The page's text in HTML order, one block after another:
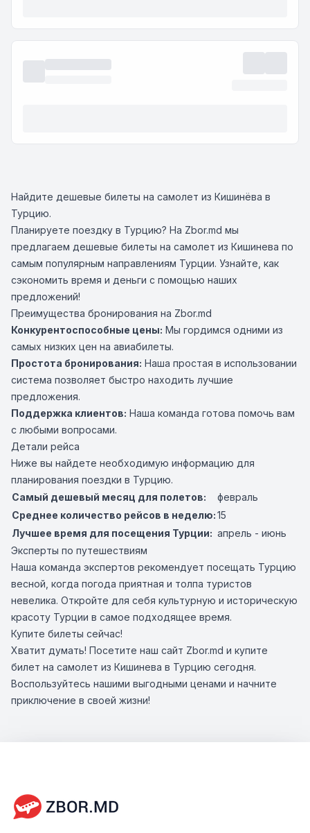
Найдите дешевые билеты на самолет из Кишинёва в
Турцию.
Планируете поездку в Турцию? На Zbor.md мы
предлагаем дешевые билеты на самолет из Кишинева по
самым популярным направлениям Турции. Узнайте, как
сэкономить время и деньги с помощью наших
предложений!
Преимущества бронирования на Zbor.md
Конкурентоспособные цены: Мы гордимся одними из
самых низких цен на авиабилеты.
Простота бронирования: Наша простая в использовании
система позволяет быстро находить лучшие
предложения.
Поддержка клиентов: Наша команда готова помочь вам
с любыми вопросами.
Детали рейса
Ниже вы найдете необходимую информацию для
планирования поездки в Турцию.
Самый дешевый месяц для полетов:
февраль
Среднее количество рейсов в неделю:15
Лучшее время для посещения Турции: апрель - июнь
Эксперты по путешествиям
Наша команда экспертов рекомендует посещать Турцию
весной, когда погода приятная и толпа туристов
невелика. Откройте для себя культурную и историческую
красоту Турции в самое подходящее время.
Купите билеты сейчас!
Хватит думать! Посетите наш сайт Zbor.md и купите
билет на самолет из Кишинева в Турцию сегодня.
Воспользуйтесь нашими выгодными ценами и начните
приключение в своей жизни!